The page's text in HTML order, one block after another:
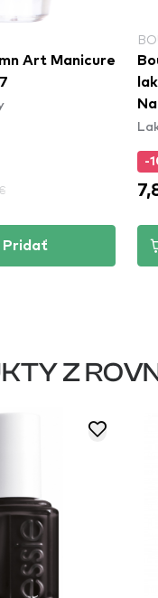
Art Manicure
Pridať
-
Z